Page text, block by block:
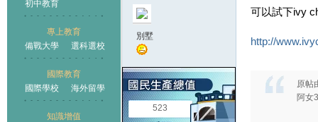
初中教育
專上教育
備戰大學
選科選校
國際教育
國際學校
海外留學
知識增值
別墅
523
可以試下ivy
http://
原帖
阿女